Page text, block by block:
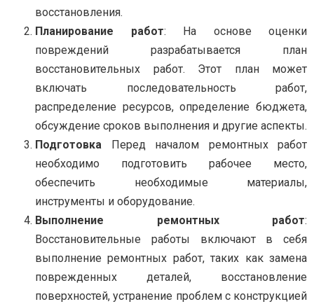
восстановления.
Планирование работ: На основе оценки
повреждений разрабатывается план
восстановительных работ. Этот план может
включать последовательность работ,
распределение ресурсов, определение бюджета,
обсуждение сроков выполнения и другие аспекты.
Подготовка Перед началом ремонтных работ
необходимо подготовить рабочее место,
обеспечить необходимые материалы,
инструменты и оборудование.
Выполнение ремонтных работ:
Восстановительные работы включают в себя
выполнение ремонтных работ, таких как замена
поврежденных деталей, восстановление
поверхностей, устранение проблем с конструкцией